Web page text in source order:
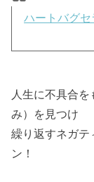
ハートバグ
人生に不具合
み）を見つけ
繰り返すネガテ
ン！